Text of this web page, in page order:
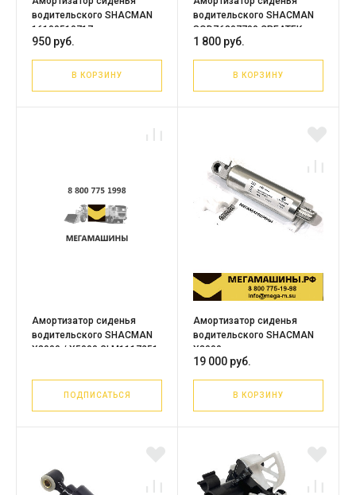
водительского SHACMAN
16100510717
950 руб.
В КОРЗИНУ
водительского SHACMAN
SQDZ6807700 CREATEK
CK8580
1 800 руб.
В КОРЗИНУ
Амортизатор сиденья
водительского SHACMAN
X3000 / X5000 GLM1117251
ПОДПИСАТЬСЯ
Амортизатор сиденья
водительского SHACMAN
X3000
1094942/1650080/T9.1060427
GRAMMER
19 000 руб.
В КОРЗИНУ